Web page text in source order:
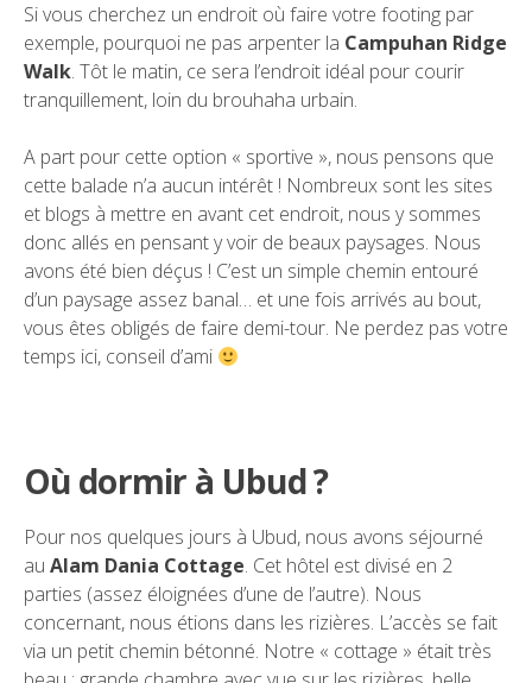
Si vous cherchez un endroit où faire votre footing par
exemple, pourquoi ne pas arpenter la Campuhan Ridge
Walk. Tôt le matin, ce sera l’endroit idéal pour courir
tranquillement, loin du brouhaha urbain.
A part pour cette option « sportive », nous pensons que
cette balade n’a aucun intérêt ! Nombreux sont les sites
et blogs à mettre en avant cet endroit, nous y sommes
donc allés en pensant y voir de beaux paysages. Nous
avons été bien déçus ! C’est un simple chemin entouré
d’un paysage assez banal… et une fois arrivés au bout,
vous êtes obligés de faire demi-tour. Ne perdez pas votre
temps ici, conseil d’ami
Où dormir à Ubud ?
Pour nos quelques jours à Ubud, nous avons séjourné
au Alam Dania Cottage. Cet hôtel est divisé en 2
parties (assez éloignées d’une de l’autre). Nous
concernant, nous étions dans les rizières. L’accès se fait
via un petit chemin bétonné. Notre « cottage » était très